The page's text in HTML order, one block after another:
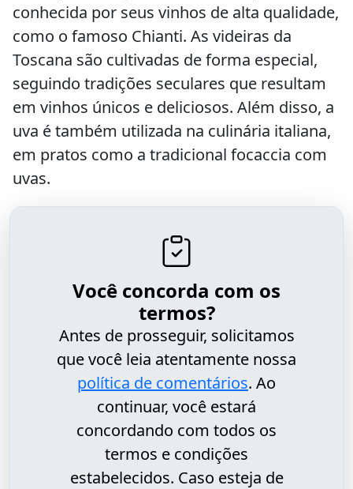
conhecida por seus vinhos de alta qualidade,
como o famoso Chianti. As videiras da
Toscana são cultivadas de forma especial,
seguindo tradições seculares que resultam
em vinhos únicos e deliciosos. Além disso, a
uva é também utilizada na culinária italiana,
em pratos como a tradicional focaccia com
uvas.
Você concorda com os
termos?
Antes de prosseguir, solicitamos
que você leia atentamente nossa
política de comentários. Ao
continuar, você estará
concordando com todos os
termos e condições
estabelecidos. Caso esteja de